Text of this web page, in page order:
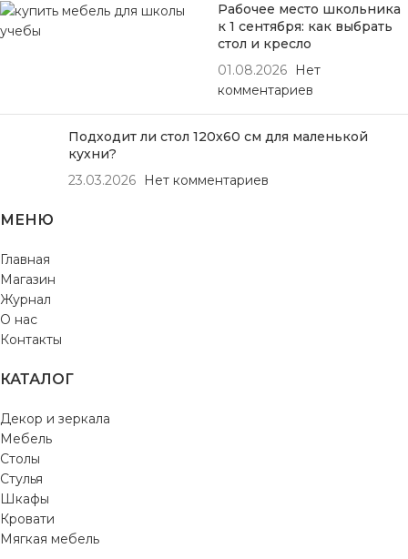
Рабочее место школьника
к 1 сентября: как выбрать
стол и кресло
01.08.2026
Нет
комментариев
Подходит ли стол 120х60 см для маленькой
кухни?
23.03.2026
Нет комментариев
МЕНЮ
Главная
Магазин
Журнал
О нас
Контакты
КАТАЛОГ
Декор и зеркала
Мебель
Столы
Стулья
Шкафы
Кровати
Мягкая мебель